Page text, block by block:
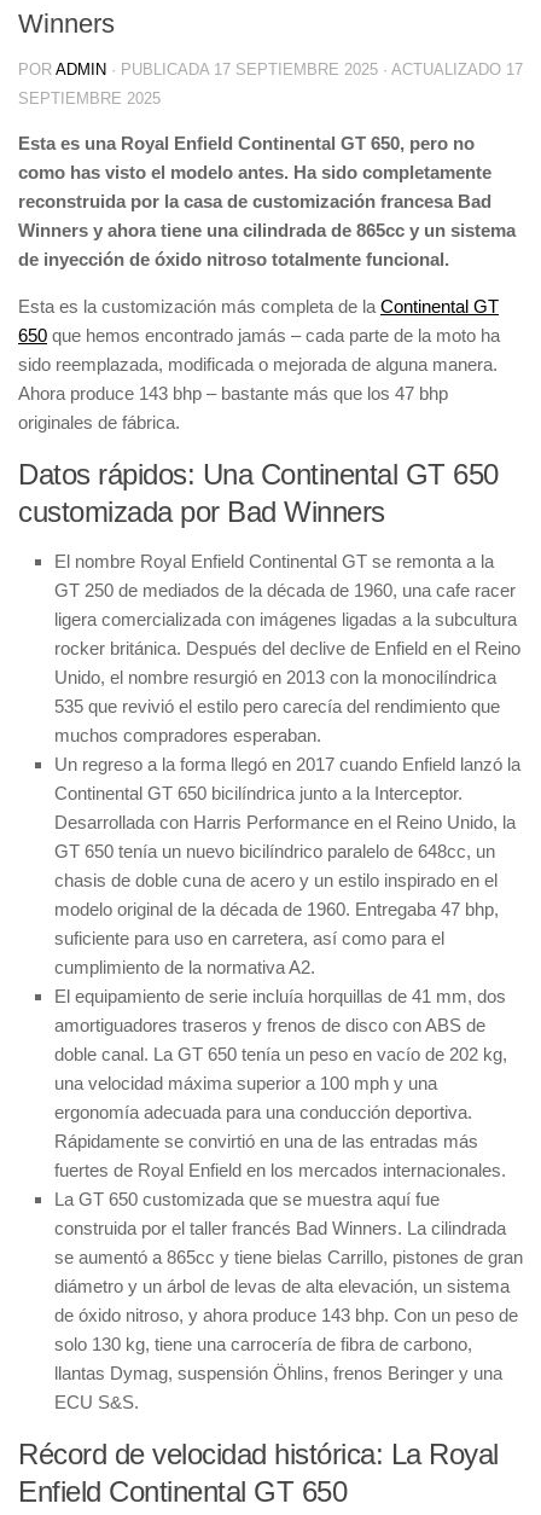
Winners
POR ADMIN · PUBLICADA 17 SEPTIEMBRE 2025 · ACTUALIZADO 17
SEPTIEMBRE 2025
Esta es una Royal Enfield Continental GT 650, pero no
como has visto el modelo antes. Ha sido completamente
reconstruida por la casa de customización francesa Bad
Winners y ahora tiene una cilindrada de 865cc y un sistema
de inyección de óxido nitroso totalmente funcional.
Esta es la customización más completa de la Continental GT
650 que hemos encontrado jamás – cada parte de la moto ha
sido reemplazada, modificada o mejorada de alguna manera.
Ahora produce 143 bhp – bastante más que los 47 bhp
originales de fábrica.
Datos rápidos: Una Continental GT 650
customizada por Bad Winners
El nombre Royal Enfield Continental GT se remonta a la
GT 250 de mediados de la década de 1960, una cafe racer
ligera comercializada con imágenes ligadas a la subcultura
rocker británica. Después del declive de Enfield en el Reino
Unido, el nombre resurgió en 2013 con la monocilíndrica
535 que revivió el estilo pero carecía del rendimiento que
muchos compradores esperaban.
Un regreso a la forma llegó en 2017 cuando Enfield lanzó la
Continental GT 650 bicilíndrica junto a la Interceptor.
Desarrollada con Harris Performance en el Reino Unido, la
GT 650 tenía un nuevo bicilíndrico paralelo de 648cc, un
chasis de doble cuna de acero y un estilo inspirado en el
modelo original de la década de 1960. Entregaba 47 bhp,
suficiente para uso en carretera, así como para el
cumplimiento de la normativa A2.
El equipamiento de serie incluía horquillas de 41 mm, dos
amortiguadores traseros y frenos de disco con ABS de
doble canal. La GT 650 tenía un peso en vacío de 202 kg,
una velocidad máxima superior a 100 mph y una
ergonomía adecuada para una conducción deportiva.
Rápidamente se convirtió en una de las entradas más
fuertes de Royal Enfield en los mercados internacionales.
La GT 650 customizada que se muestra aquí fue
construida por el taller francés Bad Winners. La cilindrada
se aumentó a 865cc y tiene bielas Carrillo, pistones de gran
diámetro y un árbol de levas de alta elevación, un sistema
de óxido nitroso, y ahora produce 143 bhp. Con un peso de
solo 130 kg, tiene una carrocería de fibra de carbono,
llantas Dymag, suspensión Öhlins, frenos Beringer y una
ECU S&S.
Récord de velocidad histórica: La Royal
Enfield Continental GT 650